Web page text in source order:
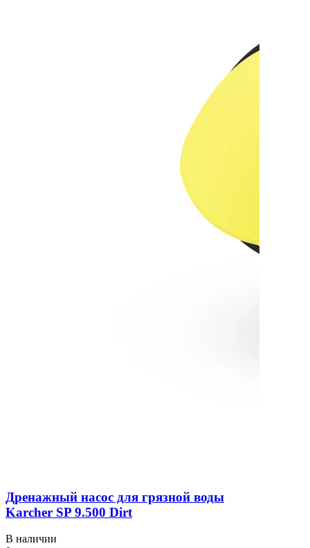
Дренажный насос для грязной воды
Karcher SP 9.500 Dirt
В наличии